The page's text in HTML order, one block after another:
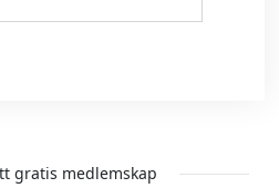
gratis medlemskap